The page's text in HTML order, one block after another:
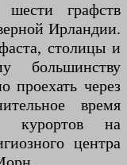
графств
Ирландии.
столицы и
большинству
проехать через
время
курортов на
центра